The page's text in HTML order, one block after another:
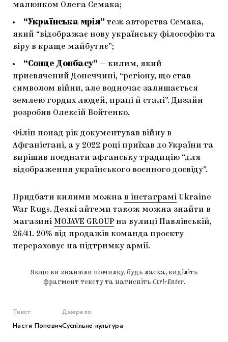
малюнком Олега Семака;
“Українська мрія” теж авторства Семака,
який “відображає нову українську філософію та
віру в краще майбутнє”;
“Сонце Донбасу” — килим, який
присвячений Донеччині, “регіону, що став
символом війни, але водночас залишається
землею гордих людей, праці й сталі”. Дизайн
розробив Олексій Войтенко.
Філіп понад рік документував війну в
Афганістані, а у 2022 році приїхав до України та
вирішив поєднати афганську традицію “для
відображення українського воєнного досвіду”.
Придбати килими можна в інстаграмі Ukraine
War Rugs. Деякі айтеми також можна знайти в
магазині MOJAVE GROUP на вулиці Павлівській,
26/41. 20% від продажів команда проєкту
перераховує на підтримку армії.
Якщо ви знайшли помилку, будь ласка, виділіть
фрагмент тексту та натисніть Ctrl+Enter.
Текст
Настя Попович
Джерело
Суспільне культура